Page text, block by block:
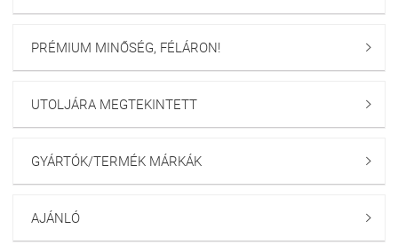
PRÉMIUM MINŐSÉG, FÉLÁRON! 
UTOLJÁRA MEGTEKINTETT 
GYÁRTÓK/TERMÉK MÁRKÁK 
AJÁNLÓ 